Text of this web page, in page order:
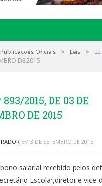
Publicações Oficiais » Leis »
DE 2015
893/2015, DE 03 DE
DE 2015
EM 3 DE SETEMBRO DE 2015
salarial recebido pelos
Escolar,diretor e vice-